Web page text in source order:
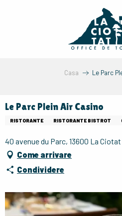
Casa Le Parc
Le Parc Plein Air Casino
RISTORANTE RISTORANTE BISTROT
40 avenue du Parc, 13600 La Ciotat
Come arrivare
Condividere